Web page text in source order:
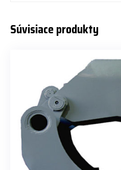
Súvisiace produkty